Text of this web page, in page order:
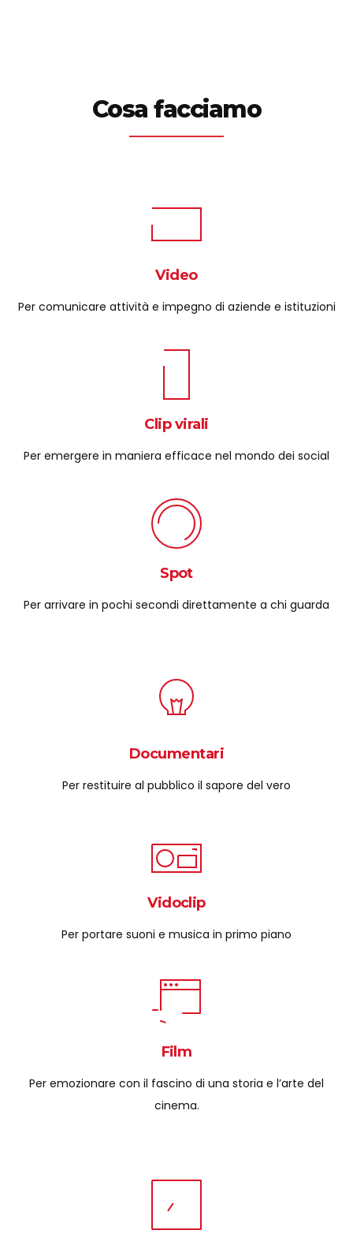
Cosa facciamo
Video
Per comunicare attività e impegno di aziende e istituzioni
Clip virali
Per emergere in maniera efficace nel mondo dei social
Spot
Per arrivare in pochi secondi direttamente a chi guarda
Documentari
Per restituire al pubblico il sapore del vero
Vidoclip
Per portare suoni e musica in primo piano
Film
Per emozionare con il fascino di una storia e l’arte del
cinema.